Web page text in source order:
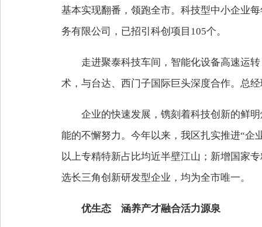
基本实现翻番，领跑全市。科技型中小企业
务有限公司，已招引科创项目105个。
走进聚泰科技车间，智能化设备高速运
术，与台达、西门子国际巨头深度合作。总
企业的快速发展，镌刻着科技创新的鲜
能的不懈努力。今年以来，我区扎实推进“企
以上专精特新占比均近半壁江山；新增国家
选长三角创新研发型企业，均为全市唯一。
优生态 涵养产才融合活力源泉